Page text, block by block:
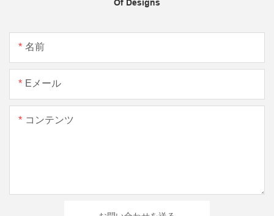
Of Designs
名前
Eメール
コンテンツ